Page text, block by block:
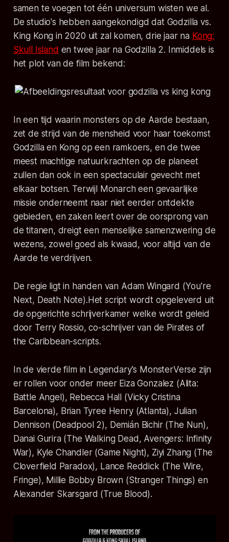
samen te voegen tot één universum wisten we al.
De studio's hebben aangekondigd dat Godzilla vs.
King Kong in 2020 uit zal komen, drie jaar na Kong:
Skull Island en twee jaar na Godzilla 2. Inmiddels is
het plot van de film bekend:
In een tijd waarin monsters op de Aarde bestaan,
zet de strijd van de mensheid voor haar toekomst
Godzilla en Kong op een ramkoers, en de twee
meest machtige natuurkrachten op de planeet
zullen dan ook in een spectaculair gevecht met
elkaar botsen. Terwijl Monarch een gevaarlijke
missie onderneemt naar niet eerder ontdekte
gebieden, en zaken leert over de oorsprong van
de titanen, dreigt een menselijke samenzwering de
wezens, zowel goed als kwaad, voor altijd van de
Aarde te verdrijven.
De regie ligt in handen van Adam Wingard (You're
Next, Death Note).Het script wordt opgeleverd uit
de opgerichte schrijverkamer welke wordt geleid
door Terry Rossio, co-schrijver van de Pirates of
the Caribbean-scripts.
In de vierde film in Legendary's MonsterVerse zijn
er rollen voor onder meer Eiza Gonzalez (Alita:
Battle Angel), Rebecca Hall (Vicky Cristina
Barcelona), Brian Tyree Henry (Atlanta), Julian
Dennison (Deadpool 2), Demián Bichir (The Nun),
Danai Gurira (The Walking Dead, Avengers: Infinity
War), Kyle Chandler (Game Night), Ziyi Zhang (The
Cloverfield Paradox), Lance Reddick (The Wire,
Fringe), Millie Bobby Brown (Stranger Things) en
Alexander Skarsgard (True Blood).